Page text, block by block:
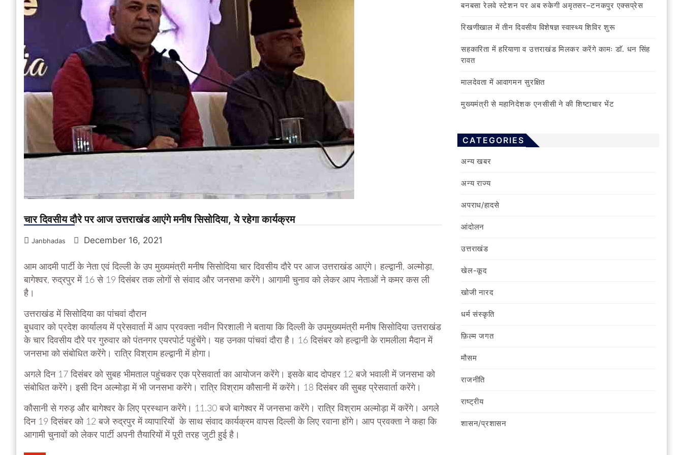
चार दिवसीय दौरे पर आज उत्तराखंड आएंगे मनीष सिसोदिया, ये रहेगा कार्यक्रम
Janbhadas December 16, 2021
आम आदमी पार्टी के नेता एवं दिल्ली के उप मुख्यमंत्री मनीष सिसोदिया चार दिवसीय दौरे पर आज उत्तराखंड आएंगे। हल्द्वानी, अल्मोड़ा,
बागेश्वर, रुद्रपुर में 16 से 19 दिसंबर तक लोगों से संवाद और जनसभा करेंगे। आगामी चुनाव को लेकर आप नेताओं ने कमर कस ली
है।
उत्तराखंड में सिसोदिया का पांचवां दौरान
बुधवार को प्रदेश कार्यालय में प्रेसवार्ता में आप प्रवक्ता नवीन पिरशाली ने बताया कि दिल्ली के उपमुख्यमंत्री मनीष सिसोदिया उत्तराखंड
के चार दिवसीय दौरे पर गुरुवार को पंतनगर एयरपोर्ट पहुंचेंगे। यह उनका पांचवां दौरा है। 16 दिसंबर को हल्द्वानी के रामलीला मैदान में
जनसभा को संबोधित करेंगे। रात्रि विश्राम हल्द्वानी में होगा।
अगले दिन 17 दिसंबर को सुबह भीमताल पहुंचकर एक प्रेसवार्ता का आयोजन करेंगे। इसके बाद दोपहर 12 बजे भवाली में जनसभा को
संबोधित करेंगे। इसी दिन अल्मोड़ा में भी जनसभा करेंगे। रात्रि विश्राम कौसानी में करेंगे। 18 दिसंबर की सुबह प्रेसवार्ता करेंगे।
कौसानी से गरुड़ और बागेश्वर के लिए प्रस्थान करेंगे। 11.30 बजे बागेश्वर में जनसभा करेंगे। रात्रि विश्राम अल्मोड़ा में करेंगे। अगले
दिन 19 दिसंबर को 12 बजे रुद्रपुर में व्यापारियों के साथ संवाद कार्यक्रम वापस दिल्ली के लिए रवाना होंगे। आप प्रवक्ता ने कहा कि
आगामी चुनावों को लेकर पार्टी अपनी तैयारियों में पूरी तरह जुटी हुई है।
बनबसा रेलवे स्टेशन पर अब रुकेगी अमृतसर–टनकपुर एक्सप्रेस
रिखणीखाल में तीन दिवसीय विशेषज्ञ स्वास्थ्य शिविर शुरू
सहकारिता में हरियाणा व उत्तराखंड मिलकर करेंगे कामः डाॅ. धन सिंह
रावत
मालदेवता में आवागमन सुरक्षित
मुख्यमंत्री से महानिदेशक एनसीसी ने की शिष्टाचार भेंट
CATEGORIES
अन्य खबर
अन्य राज्य
अपराध/हादसे
आंदोलन
उत्तराखंड
खेल-कूद
खोजी नारद
धर्म संस्कृति
फ़िल्‍म जगत
मौसम
राजनीति
राष्ट्रीय
शासन/प्रशासन